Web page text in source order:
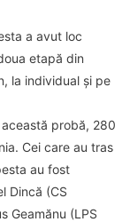
a avut loc
etapă din
la individual și pe
probă, 280
Cei care au tras
au fost
Dincă (CS
Geamănu (LPS